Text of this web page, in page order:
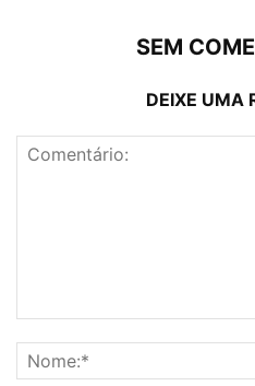
SEM
DEIXE UMA